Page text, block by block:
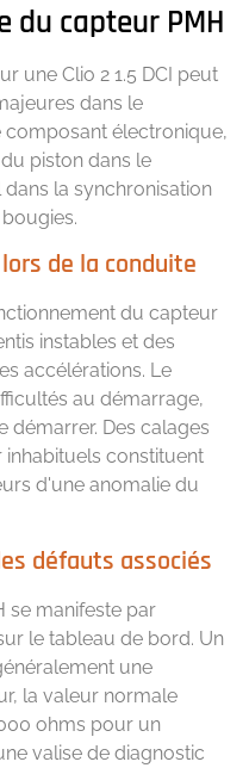
du capteur PMH
une Clio 2 1.5 DCI peut
dans le
électronique,
piston dans le
la synchronisation
de la conduite
du capteur
instables et des
accélérations. Le
au démarrage,
Des calages
constituent
d'une anomalie du
défauts associés
se manifeste par
le tableau de bord. Un
une
la valeur normale
ohms pour un
valise de diagnostic